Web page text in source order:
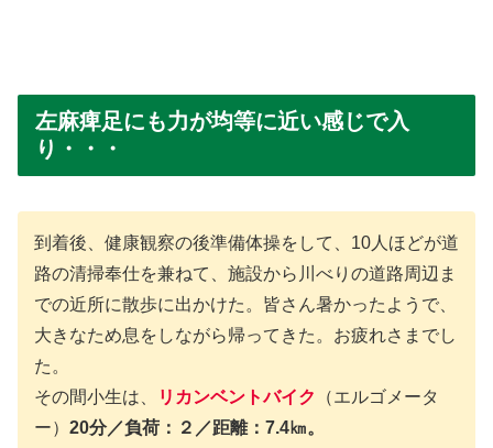
左麻痺足にも力が均等に近い感じで入
り・・・
到着後、健康観察の後準備体操をして、10人ほどが道
路の清掃奉仕を兼ねて、施設から川べりの道路周辺ま
での近所に散歩に出かけた。皆さん暑かったようで、
大きなため息をしながら帰ってきた。お疲れさまでし
た。
その間小生は、
リカンベントバイク
（エルゴメータ
ー） 20分／負荷：２／距離：7.4㎞。